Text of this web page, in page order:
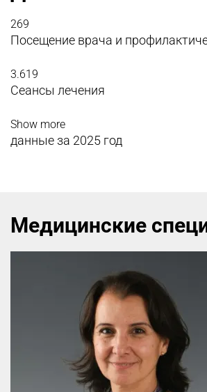
269
Посещение врача и
3.619
Сеансы лечения
Show more
данные за 2025 год
Медицинские